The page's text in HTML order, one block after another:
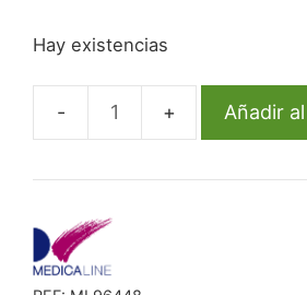
original
€ 47,04.
€ 43,27.
Hay existencias
Arco
Niti
Añadir